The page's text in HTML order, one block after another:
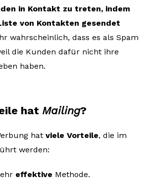
in Kontakt zu treten, indem
von Kontakten gesendet
wahrscheinlich, dass es als Spam
die Kunden dafür nicht ihre
haben.
hat Mailing?
hat viele Vorteile, die im
werden:
effektive Methode.